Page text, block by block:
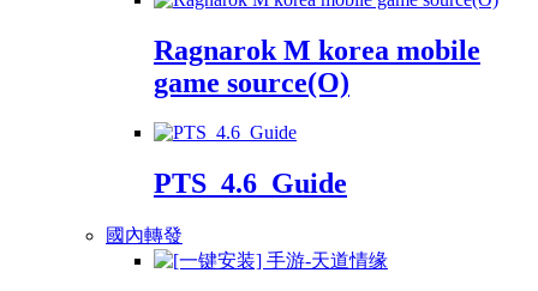
Ragnarok M korea mobile
game source(O)
PTS_4.6_Guide
國內轉發